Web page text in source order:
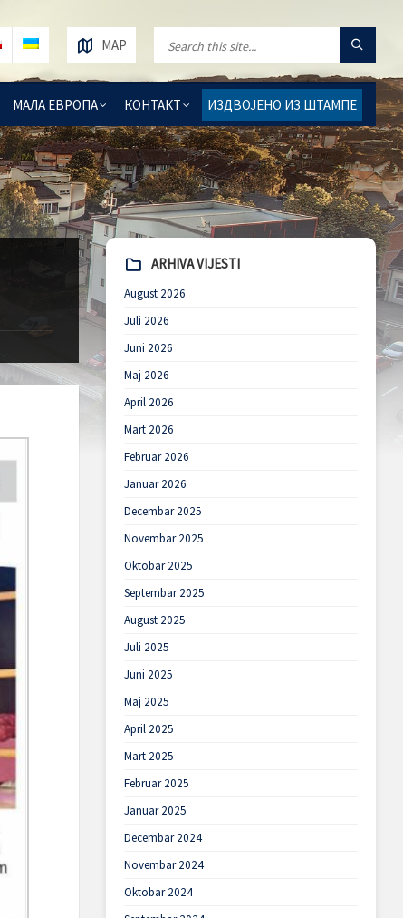
МАЛА ЕВРОПА КОНТАКТ ИЗДВОЈЕНО ИЗ ШТАМПЕ
MAP
ARHIVA VIJESTI
August 2026
Juli 2026
Juni 2026
Maj 2026
April 2026
Mart 2026
Februar 2026
Januar 2026
Decembar 2025
Novembar 2025
Oktobar 2025
Septembar 2025
August 2025
Juli 2025
Juni 2025
Maj 2025
April 2025
Mart 2025
Februar 2025
Januar 2025
Decembar 2024
Novembar 2024
Oktobar 2024